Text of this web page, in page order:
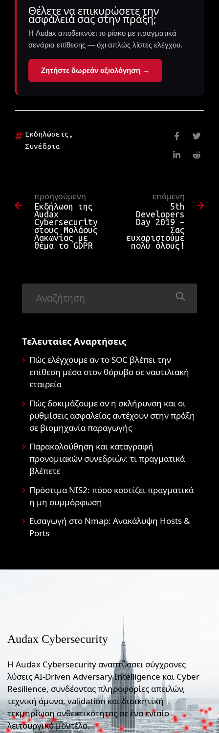
Θέλετε να επικυρώσετε την
ασφάλειά σας στην πράξη;
Η Audax αποδεικνύει το ρίσκο με πραγματικά
σενάρια επίθεσης — όχι απλώς λίστες ελέγχου.
Ζητήστε δωρεάν αξιολόγηση →
Εκδηλώσεις ,
Συνέδρια
προηγούμενη
Εκδήλωση της
Audax
Cybersecurity
στους Μολάους
Λακωνίας με
θέμα το GDPR
επόμενη
5th
Developers
Day 2019 –
Σας
ευχαριστούμε
πολύ όλους!
Τελευταίες Αναρτήσεις
Πώς ελέγχουμε αν το SOC βλέπει την
επίθεση μέσα στον θόρυβο σε ναυτιλιακή
εταιρεία
Πώς δοκιμάζουμε αν η σκλήρυνση και οι
ρυθμίσεις ασφαλείας αντέχουν στην πράξη
σε βιομηχανία παραγωγής
Παρακολούθηση και καταγραφή
προνομιακών συνεδριών: τι πραγματικά
βλέπετε
Πρόστιμα NIS2: πόσο κοστίζει πραγματικά
η μη συμμόρφωση
Εισαγωγή στο Nmap: Ανακάλυψη Hosts &
Ports
Audax Cybersecurity
Η Audax Cybersecurity αναπτύσσει σύγχρονες
λύσεις AI-Driven Adversary Intelligence και Cyber
Resilience, συνδέοντας πληροφορίες απειλών,
τεχνική άμυνα, validation και διοικητική
τεκμηρίωση ανθεκτικότητας σε ένα ενιαίο
λειτουργικό μοντέλο.